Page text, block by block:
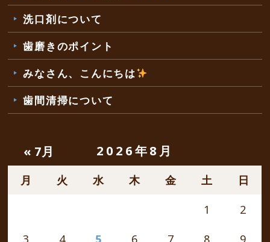
洗口剤について
歯磨きのポイント
みなさん、こんにちは
歯間清掃について
2026年8月
月 火 水 木 金 土 日
« 7月
1
2
3
4 5 6 7 8
9